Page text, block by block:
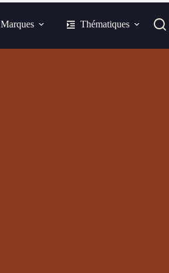
Marques Thématiques